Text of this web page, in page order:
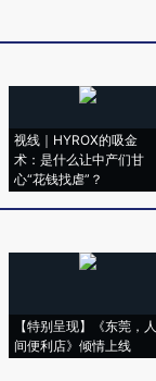
视线｜HYROX的吸金
术：是什么让中产们甘
心“花钱找虐”？
【特别呈现】《东莞，人
间便利店》倾情上线